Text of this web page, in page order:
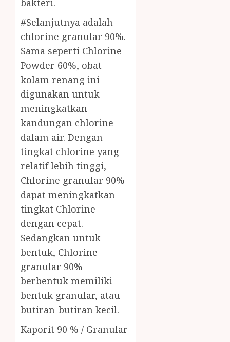
bakteri.
#Selanjutnya adalah
chlorine granular 90%.
Sama seperti Chlorine
Powder 60%, obat
kolam renang ini
digunakan untuk
meningkatkan
kandungan chlorine
dalam air. Dengan
tingkat chlorine yang
relatif lebih tinggi,
Chlorine granular 90%
dapat meningkatkan
tingkat Chlorine
dengan cepat.
Sedangkan untuk
bentuk, Chlorine
granular 90%
berbentuk memiliki
bentuk granular, atau
butiran-butiran kecil.
Kaporit 90 % / Granular